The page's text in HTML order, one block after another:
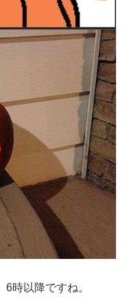
時以降ですね。